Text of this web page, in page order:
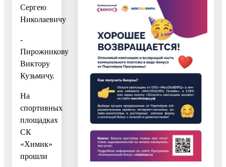
Сергею
Николаевичу
-
Пирожникову
Виктору
Кузьмичу.
На
спортивных
площадках
СК
«Химик»
прошли